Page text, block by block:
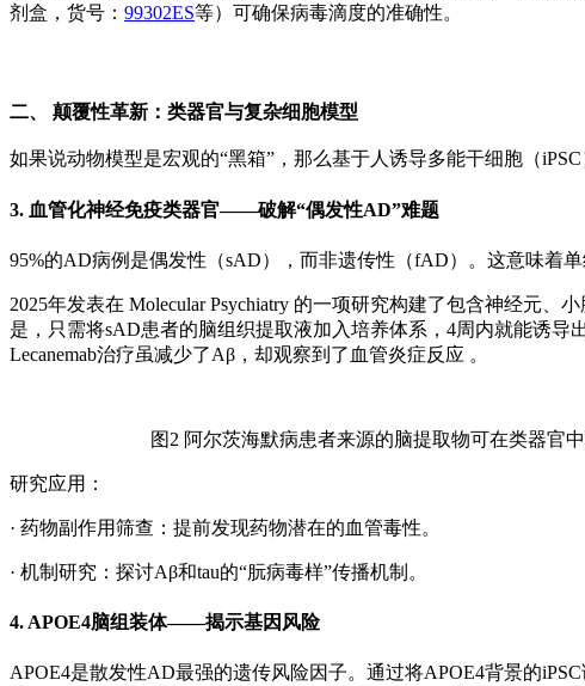
剂盒，货号： 99302ES等）可确保病毒滴度的准确性。
二、 颠覆性革新：类器官与复杂细胞模型
如果说动物模型是宏观的“黑箱”，那么基于人诱导多能干细胞（
3. 血管化神经免疫类器官——破解“偶发性AD”难题
95%的AD病例是偶发性（sAD），而非遗传性（fAD）。这意味着
2025年发表在 Molecular Psychiatry 的一项研究构建了包含神经元
是，只需将sAD患者的脑组织提取液加入培养体系，4周内就能诱导
Lecanemab治疗虽减少了Aβ，却观察到了血管炎症反应 。
图2 阿尔茨海默病患者来源的脑提取物可在类器官
研究应用：
· 药物副作用筛查：提前发现药物潜在的血管毒性。
· 机制研究：探讨Aβ和tau的“朊病毒样”传播机制。
4. APOE4脑组装体——揭示基因风险
APOE4是散发性AD最强的遗传风险因子。通过将APOE4背景的